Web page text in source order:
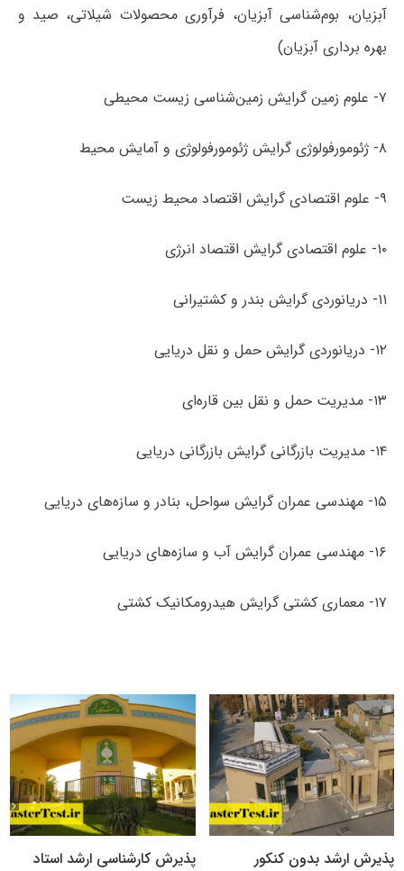
آبزیان، بوم‌شناسی آبزیان، فرآوری محصولات شیلاتی، صید و
بهره برداری آبزیان)
۷- علوم زمین گرایش زمین‌شناسی زیست محیطی
۸- ژئومورفولوژی گرایش ژئومورفولوژی و آمایش محیط
۹- علوم اقتصادی گرایش اقتصاد محیط زیست
۱۰- علوم اقتصادی گرایش اقتصاد انرژی
۱۱- دریانوردی گرایش بندر و کشتیرانی
۱۲- دریانوردی گرایش حمل و نقل دریایی
۱۳- مدیریت حمل و نقل بین قاره‌ای
۱۴- مدیریت بازرگانی گرایش بازرگانی دریایی
۱۵- مهندسی عمران گرایش سواحل، بنادر و سازه‌های دریایی
۱۶- مهندسی عمران گرایش آب و سازه‌های دریایی
۱۷- معماری کشتی گرایش هیدرومکانیک کشتی
پذیرش ارشد بدون کنکور پذیرش کارشناسی ارشد استاد